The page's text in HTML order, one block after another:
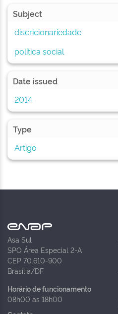
Subject
discricionariedade
política social
Date issued
2014
Type
Artigo
Asa Sul
SPO Área Especial 2-A
CEP 70.610-900
Brasília/DF
Horário de funcionamento
08h00 às 18h00